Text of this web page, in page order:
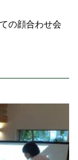
の顔合わせ会